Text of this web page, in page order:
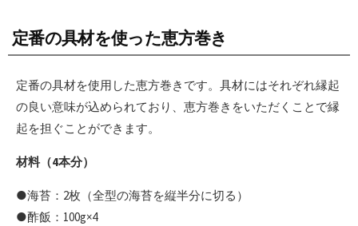
定番の具材を使った恵方巻き
定番の具材を使用した恵方巻きです。具材にはそれぞれ縁起
の良い意味が込められており、恵方巻きをいただくことで縁
起を担ぐことができます。
材料（4本分）
●海苔：2枚（全型の海苔を縦半分に切る）
●酢飯：100g×4